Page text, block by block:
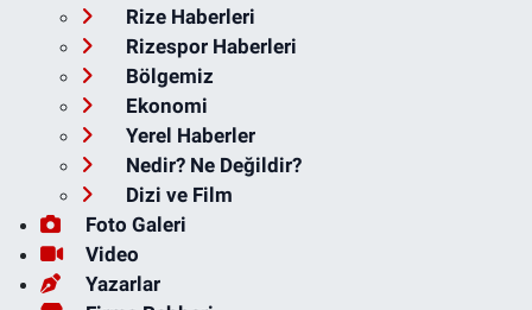
Rize Haberleri
Rizespor Haberleri
Bölgemiz
Ekonomi
Yerel Haberler
Nedir? Ne Değildir?
Dizi ve Film
Foto Galeri
Video
Yazarlar